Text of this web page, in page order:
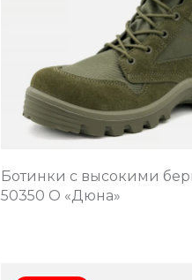
Ботинки с высокими
50350 О «Дюна»